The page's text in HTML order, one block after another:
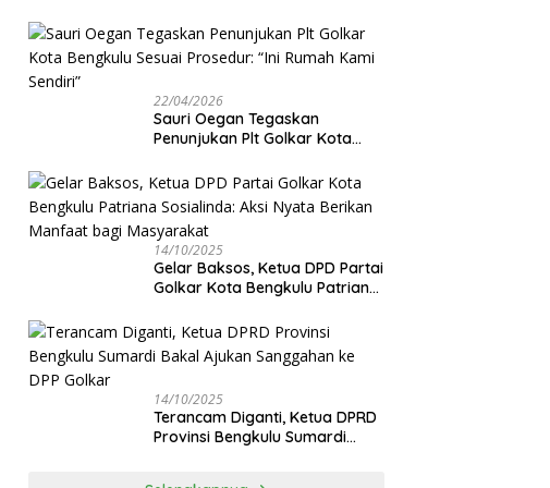
Disetujui
22/04/2026
Sauri Oegan Tegaskan
Penunjukan Plt Golkar Kota
Rumah Kami Sendiri”
14/10/2025
‎Gelar Baksos, Ketua DPD Partai
Golkar Kota Bengkulu Patriana
Manfaat bagi Masyarakat
14/10/2025
Terancam Diganti, Ketua DPRD
Provinsi Bengkulu Sumardi